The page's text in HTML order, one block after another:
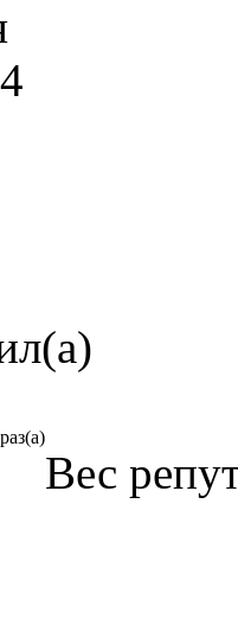
Вес